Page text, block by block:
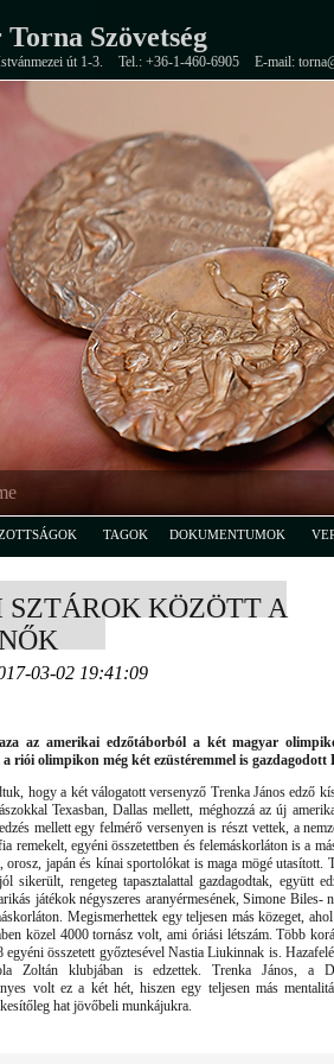
Szövetség
út 1-3. Tel.: +36-1-460-6905 E-mail:
TAGOK DOKUMENTUMOK
KÖZÖTT A
03-02 19:41:09
az amerikai edzőtáborból a két magyar
riói olimpikon még két ezüstéremmel is gazdagodott
hogy a két válogatott versenyző Trenka János edző
Texasban, Dallas mellett, méghozzá az új
mellett egy felmérő versenyen is részt vettek, a
remekelt, egyéni összetettben és felemáskorláton is a
orosz, japán és kínai sportolókat is maga mögé utasított.
sikerült, rengeteg tapasztalattal gazdagodtak, együtt
játékok négyszeres aranyérmesének, Simone Biles-
Megismerhettek egy teljesen más közeget,
közel 4000 tornász volt, ami óriási létszám. Több
összetett győztesével Nastia Liukinnak is.
Zoltán klubjában is edzettek. Trenka János, a
volt ez a két hét, hiszen egy teljesen más
hat jövőbeli munkájukra.